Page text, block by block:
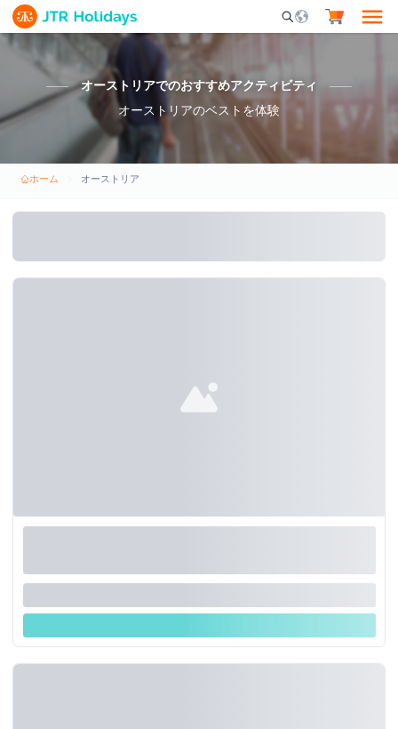
Mobile Search
オーストリアでのおすすめアクティビティ
オーストリアのベストを体験
ホーム オーストリア